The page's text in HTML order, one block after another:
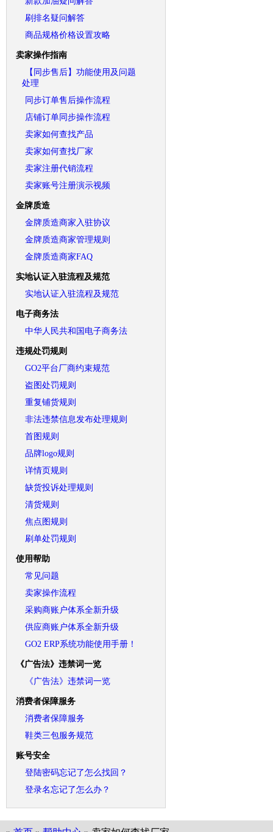
刷排名疑问解答
商品规格价格设置攻略
卖家操作指南
【同步售后】功能使用及问题
处理
同步订单售后操作流程
店铺订单同步操作流程
卖家如何查找产品
卖家如何查找厂家
卖家注册代销流程
卖家账号注册演示视频
金牌质造
金牌质造商家入驻协议
金牌质造商家管理规则
金牌质造商家FAQ
实地认证入驻流程及规范
实地认证入驻流程及规范
电子商务法
中华人民共和国电子商务法
违规处罚规则
GO2平台厂商约束规范
盗图处罚规则
重复铺货规则
非法违禁信息发布处理规则
首图规则
品牌logo规则
详情页规则
缺货投诉处理规则
清货规则
焦点图规则
刷单处罚规则
使用帮助
常见问题
卖家操作流程
采购商账户体系全新升级
供应商账户体系全新升级
GO2 ERP系统功能使用手册！
《广告法》违禁词一览
《广告法》违禁词一览
消费者保障服务
消费者保障服务
鞋类三包服务规范
账号安全
登陆密码忘记了怎么找回？
登录名忘记了怎么办？